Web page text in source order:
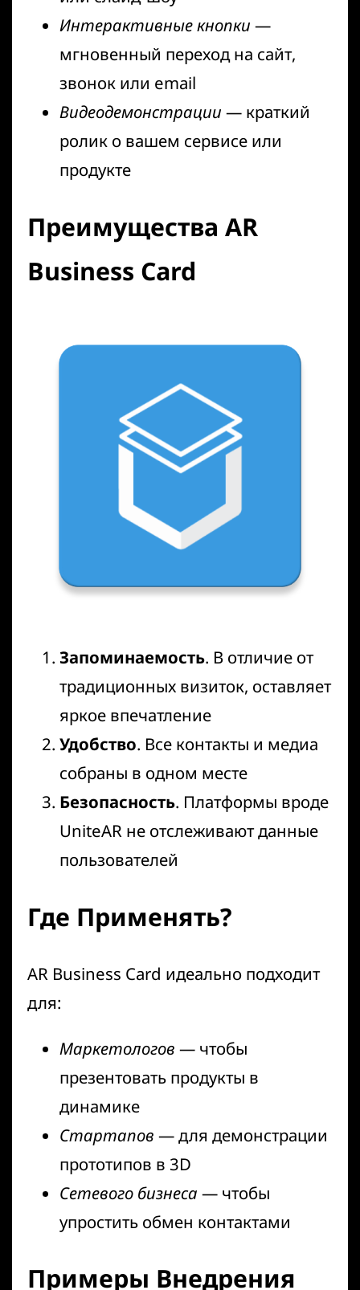
Интерактивные кнопки —
мгновенный переход на сайт,
звонок или email
Видеодемонстрации — краткий
ролик о вашем сервисе или
продукте
Преимущества AR
Business Card
Запоминаемость. В отличие от
традиционных визиток, оставляет
яркое впечатление
Удобство. Все контакты и медиа
собраны в одном месте
Безопасность. Платформы вроде
UniteAR не отслеживают данные
пользователей
Где Применять?
AR Business Card идеально подходит
для:
Маркетологов — чтобы
презентовать продукты в
динамике
Стартапов — для демонстрации
прототипов в 3D
Сетевого бизнеса — чтобы
упростить обмен контактами
Примеры Внедрения